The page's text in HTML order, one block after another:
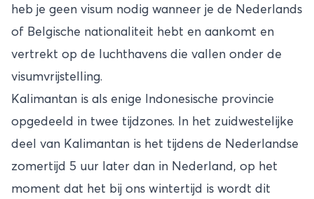
heb je geen visum nodig wanneer je de Nederlands
of Belgische nationaliteit hebt en aankomt en
vertrekt op de luchthavens die vallen onder de
visumvrijstelling.
Kalimantan is als enige Indonesische provincie
opgedeeld in twee tijdzones. In het zuidwestelijke
deel van Kalimantan is het tijdens de Nederlandse
zomertijd 5 uur later dan in Nederland, op het
moment dat het bij ons wintertijd is wordt dit